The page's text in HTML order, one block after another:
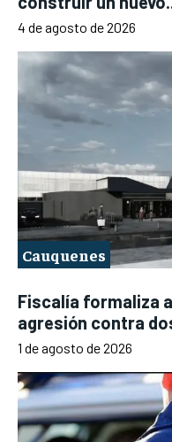
4 de agosto de 2026
Cauquenes
Fiscalía formaliza
agresión contra
1 de agosto de 2026